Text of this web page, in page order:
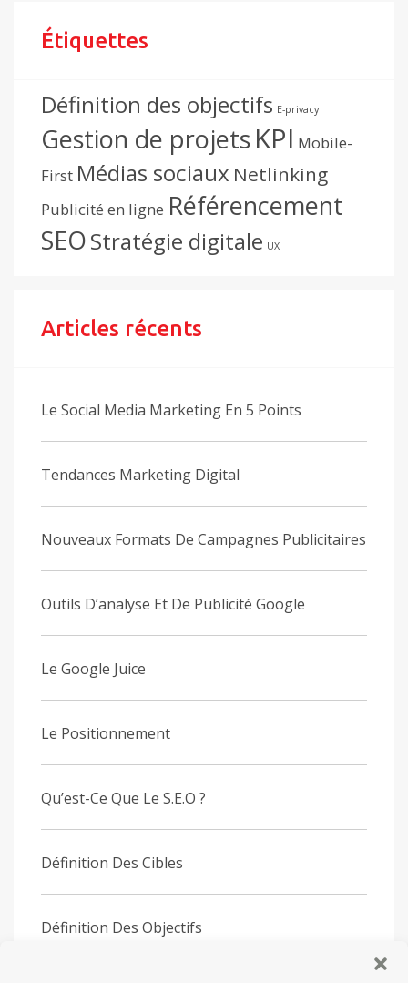
Étiquettes
Définition des objectifs E-privacy
Gestion de projetsKPI Mobile-
First Médias sociaux Netlinking
Publicité en ligne Référencement
SEOStratégie digitale UX
Articles récents
Le Social Media Marketing En 5 Points
Tendances Marketing Digital
Nouveaux Formats De Campagnes Publicitaires
Outils D’analyse Et De Publicité Google
Le Google Juice
Le Positionnement
Qu’est-Ce Que Le S.E.O ?
Définition Des Cibles
Définition Des Objectifs